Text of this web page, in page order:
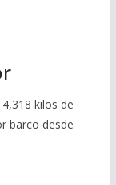
kilos de
barco desde